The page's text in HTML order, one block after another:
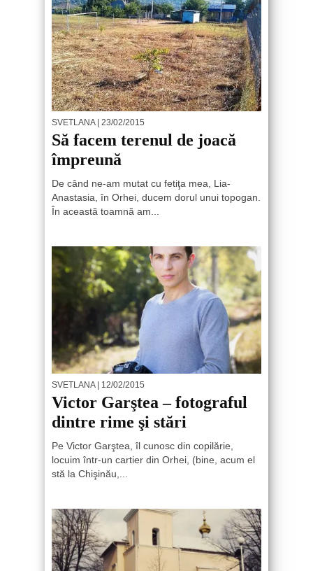
SVETLANA| 23/02/2015
Să facem terenul de joacă
împreună
De când ne-am mutat cu fetiţa mea, Lia-
Anastasia, în Orhei, ducem dorul unui topogan.
În această toamnă am...
SVETLANA| 12/02/2015
Victor Garştea – fotograful
dintre rime şi stări
Pe Victor Garştea, îl cunosc din copilărie,
locuim într-un cartier din Orhei, (bine, acum el
stă la Chişinău,...